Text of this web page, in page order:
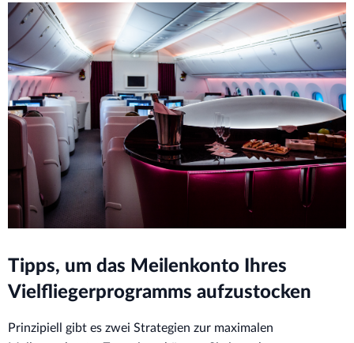
Tipps, um das Meilenkonto Ihres
Vielfliegerprogramms aufzustocken
Prinzipiell gibt es zwei Strategien zur maximalen